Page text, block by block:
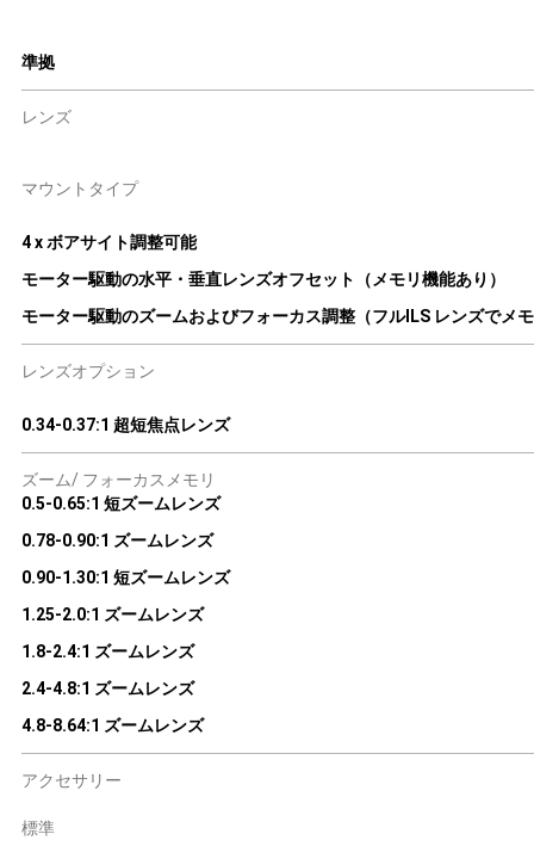
準拠
レンズ
マウントタイプ
4 x ボアサイト調整可能
モーター駆動の水平・垂直レンズオフセット（メモリ機能あり）
モーター駆動のズームおよびフォーカス調整（フルILS レンズでメ
レンズオプション
0.34-0.37:1 超短焦点レンズ
ズーム/ フォーカスメモリ
0.5-0.65:1 短ズームレンズ
0.78-0.90:1 ズームレンズ
0.90-1.30:1 短ズームレンズ
1.25-2.0:1 ズームレンズ
1.8-2.4:1 ズームレンズ
2.4-4.8:1 ズームレンズ
4.8-8.64:1 ズームレンズ
アクセサリー
標準